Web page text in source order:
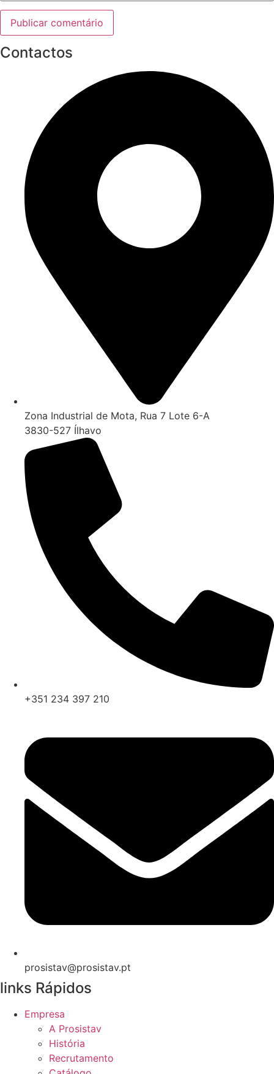
Contactos
Zona Industrial de Mota, Rua 7 Lote 6-A
3830-527 Ílhavo
+351 234 397 210
prosistav@prosistav.pt
links Rápidos
Empresa
A Prosistav
História
Recrutamento